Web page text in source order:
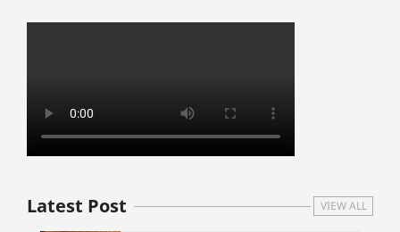
Latest Post VIEW ALL